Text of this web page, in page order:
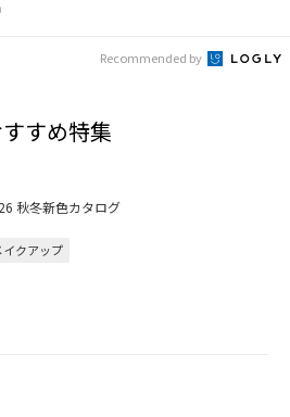
Recommended by
すめ特集
秋冬新色カタログ
イクアップ